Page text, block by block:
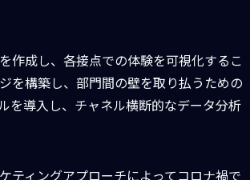
作成し、各接点での体験を可視化するこ
を構築し、部門間の壁を取り払うための
を導入し、チャネル横断的なデータ分析
ティングアプローチによってコロナ禍で